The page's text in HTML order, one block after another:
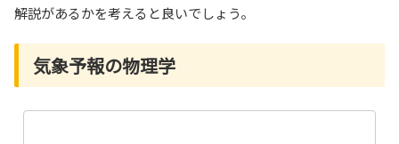
解説があるかを考えると良いでしょう。
気象予報の物理学